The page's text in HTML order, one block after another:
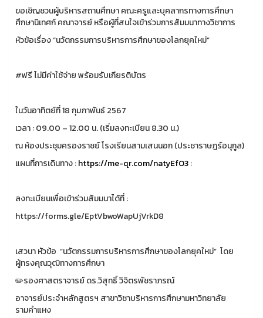
ขอเชิญชวนผู้บริหารสถานศึกษา คณะครูและบุคลากรทางการศึกษา
ศึกษานิเทศก์ คณาจารย์ หรือผู้ที่สนใจเข้าร่วมการสัมมนาทางวิชาการ
หัวข้อเรื่อง “นวัตกรรมการบริหารการศึกษาของโลกยุคใหม่”
#ฟรี ไม่มีค่าใช้จ่าย พร้อมรับเกียรติบัตร
ในวันอาทิตย์ที่ 18 กุมภาพันธ์ 2567
เวลา : 09.00 – 12.00 น. (เริ่มลงทะเบียน 8.30 น.)
ณ ห้องประชุมครองราชย์ โรงเรียนสามเสนนอก (ประชาราษฎร์อนุกูล)
แผนที่การเดินทาง :https://me-qr.com/natyEfO3:
ลงทะเบียนเพื่อเข้าร่วมสัมมนาได้ที่ :
https://forms.gle/EptVbwoWapUjVrkD8
เสวนา หัวข้อ “นวัตกรรมการบริหารการศึกษาของโลกยุคใหม่” โดย
ผู้ทรงคุณวุฒิทางการศึกษา
✏️รองศาสตราจารย์ ดร.วิสุทธิ์ วิจิตรพัชราภรณ์
อาจารย์ประจำหลักสูตรฯ สาขาวิชาบริหารการศึกษามหาวิทยาลัย
รามคำแหง